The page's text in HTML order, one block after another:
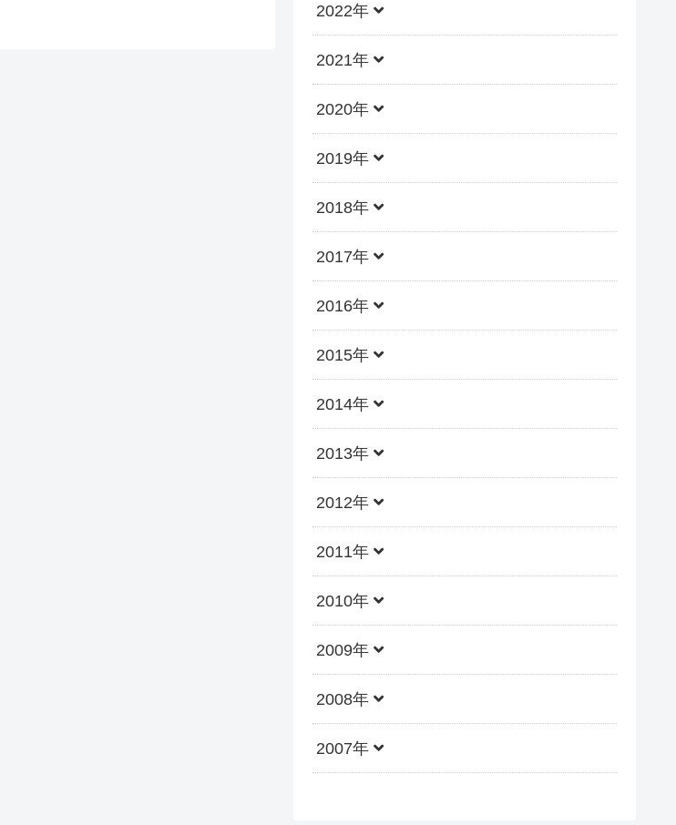
2022年
2021年
2020年
2019年
2018年
2017年
2016年
2015年
2014年
2013年
2012年
2011年
2010年
2009年
2008年
2007年